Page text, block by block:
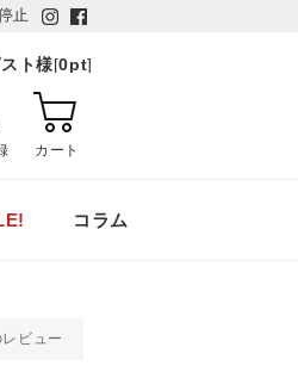
止
ト様[0pt]
カート
コラム
ビュー